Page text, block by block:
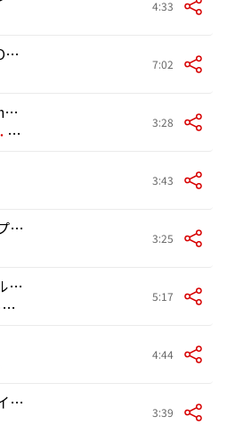
4:33
COME AND GET YOUR LOVE 7:02
Let Love Take Control
ダ
リル・ホール&ジョン・オーツ
3:28
3:43
インスタント・リプレイ 3:25
ティル・ザ・ワールド・フォールズ
ナ
イル・ロジャース/シック/ムラ・マサ/コーシャ/ヴィック・メンサ
5:17
4:44
ベスト・オブ・マイ・ラヴ 3:39